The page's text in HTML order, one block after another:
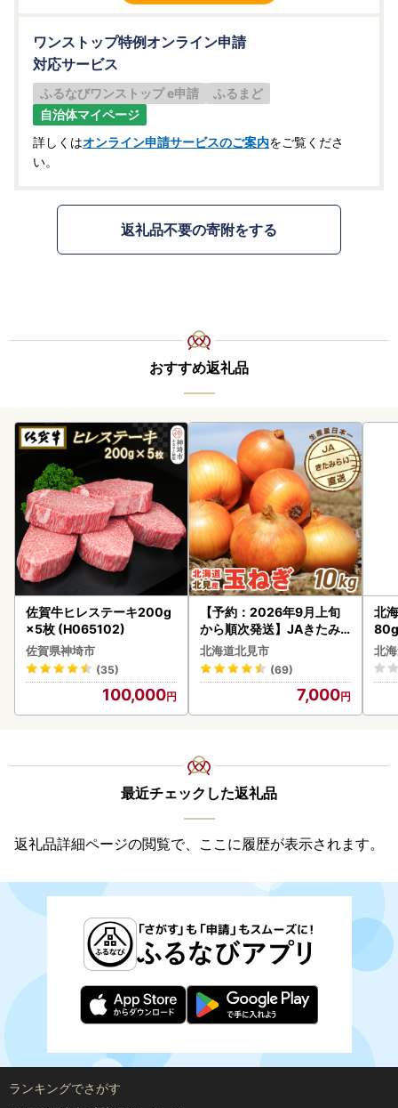
ワンストップ特例オンライン申請
対応サービス
ふるなびワンストップ e申請
ふるまど
自治体マイページ
詳しくはオンライン申請サービスのご案内をご覧くださ
い。
返礼品不要の寄附をする
おすすめ返礼品
佐賀牛ヒレステーキ200g
×5枚 (H065102)
佐賀県神埼市
(35)
100,000
【予約：2026年9月上旬
から順次発送】JAきたみ
らい産 玉ねぎ Lサイズ 10k
g ( タマネギ たまねぎ 野菜
)【210-0003-2026】
北海道北見市
(69)
7,000
北
ク
く
道
北
最近チェックした返礼品
返礼品詳細ページの閲覧で、ここに履歴が表示されます。
ランキングでさがす